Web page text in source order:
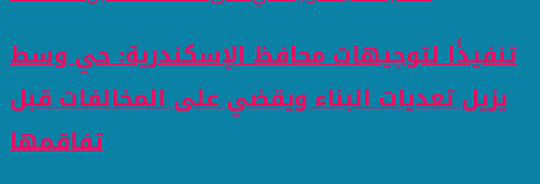
تنفيذًا لتوجيهات محافظ الإسكندرية: حي وسط
يزيل تعديات البناء ويقضي على المخالفات قبل
تفاقمها